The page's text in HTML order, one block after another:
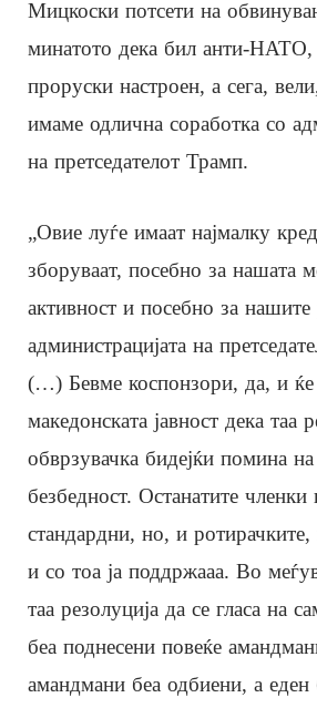
Мицкоски потсети на
минатото дека бил анти-НАТО,
проруски настроен, а сега,
имаме одлична соработка со
на претседателот Трамп.
„Овие луѓе имаат најмалку
зборуваат, посебно за нашата
активност и посебно за нашите
администрацијата на
(…) Бевме коспонзори, да, и ќе
македонската јавност дека таа
обврзувачка бидејќи помина
безбедност. Останатите членки
стандардни, но, и ротирачките,
и со тоа ја поддржааа. Во
таа резолуција да се гласа на
беа поднесени повеќе
амандмани беа одбиени, а